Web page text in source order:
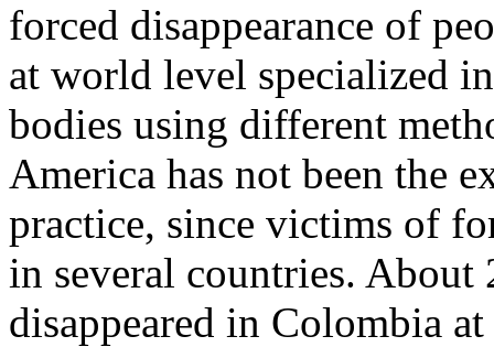
forced disappearance of
at world level specialized
bodies using different
America has not been the
practice, since victims of
in several countries.
disappeared in Colombia